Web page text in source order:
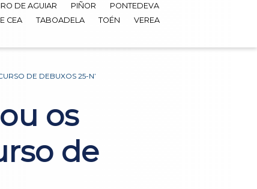
DE AGUIAR PIÑOR
PONTEDEVA
CEA TABOADELA TOÉN
VEREA
DE DEBUXOS 25-N’
os
de